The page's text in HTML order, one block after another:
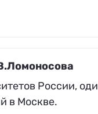
России,
в Москве.